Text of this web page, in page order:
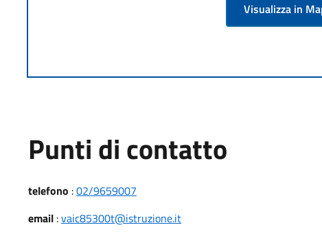
Visualizza in
Punti di contatto
telefono :02/9659007
email:vaic85300t@istruzione.it